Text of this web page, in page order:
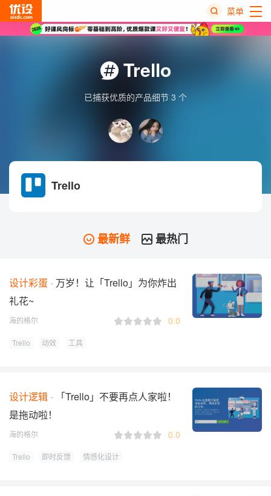
菜单
Trello
已捕获优质的产品细节 3 个
Trello
最新鲜 最热门
设计彩蛋
万岁！让「Trello」为你炸出
礼花~
海的格尔 0.0
Trello 动效 工具
设计逻辑
「Trello」不要再点人家啦！
是拖动啦！
海的格尔 0.0
Trello 即时反馈 情感化设计